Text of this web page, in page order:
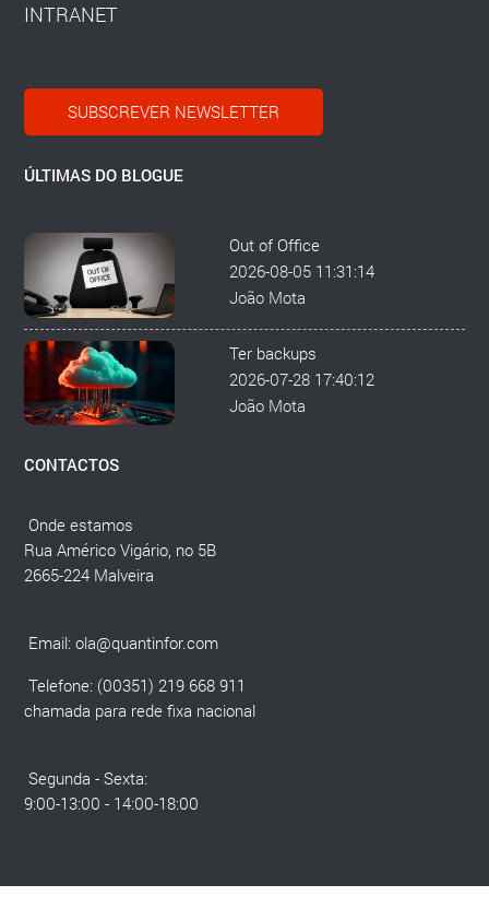
INTRANET
SUBSCREVER NEWSLETTER
ÚLTIMAS DO BLOGUE
Out of Office
2026-08-05 11:31:14
João Mota
Ter backups
2026-07-28 17:40:12
João Mota
CONTACTOS
Onde estamos
Rua Américo Vigário, no 5B
2665-224 Malveira
Email:ola@quantinfor.com
Telefone: (00351) 219 668 911
chamada para rede fixa nacional
Segunda - Sexta:
9:00-13:00 - 14:00-18:00